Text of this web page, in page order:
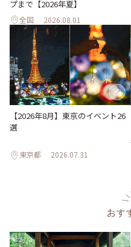
プまで【2026年夏】
全国 2026.08.01
【2026年8月】東京のイベント26
選
東京都 2026.07.31
おす